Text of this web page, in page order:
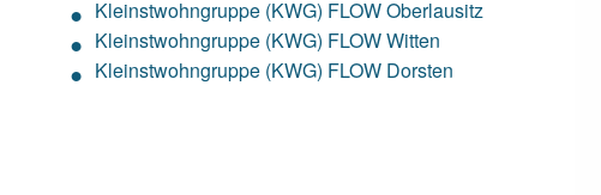
Kleinstwohngruppe (KWG) FLOW Oberlausitz
Kleinstwohngruppe (KWG) FLOW Witten
Kleinstwohngruppe (KWG) FLOW Dorsten